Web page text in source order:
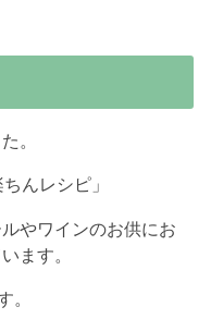
。
んレシピ」
やワインのお供にお
ます。
。